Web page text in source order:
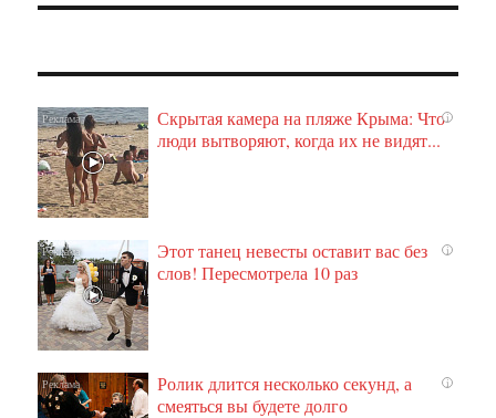
i
Скрытая камера на пляже Крыма: Что
люди вытворяют, когда их не видят...
i
Этот танец невесты оставит вас без
слов! Пересмотрела 10 раз
i
Ролик длится несколько секунд, а
смеяться вы будете долго